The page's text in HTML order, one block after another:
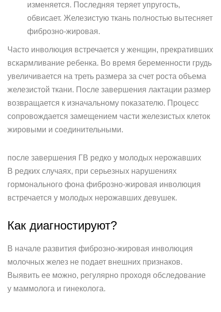
изменяется. Последняя теряет упругость,
обвисает. Железистую ткань полностью вытесняет
фиброзно-жировая.
Часто инволюция встречается у женщин, прекративших
вскармливание ребенка. Во время беременности грудь
увеличивается на треть размера за счет роста объема
железистой ткани. После завершения лактации размер
возвращается к изначальному показателю. Процесс
сопровождается замещением части железистых клеток
жировыми и соединительными.
после завершения ГВ редко у молодых нерожавших
В редких случаях, при серьезных нарушениях
гормонального фона фиброзно-жировая инволюция
встречается у молодых нерожавших девушек.
Как диагностируют?
В начале развития фиброзно-жировая инволюция
молочных желез не подает внешних признаков.
Выявить ее можно, регулярно проходя обследование
у маммолога и гинеколога.